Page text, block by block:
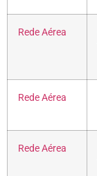
Rede Aérea
Rede Aérea
Rede Aérea